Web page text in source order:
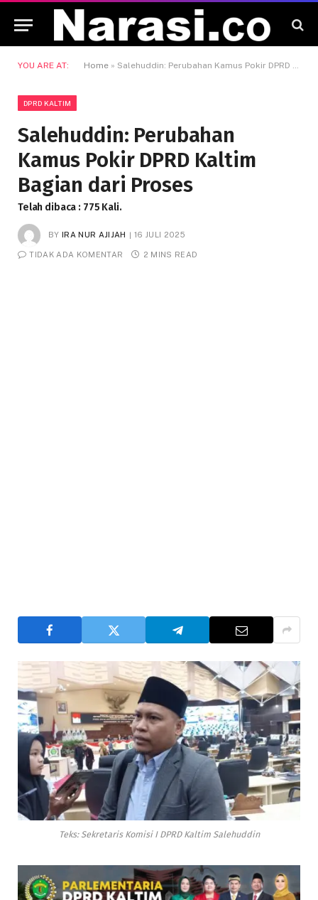
YOU ARE AT: Home » Salehuddin: Perubahan Kamus Pokir DPRD Kaltim Bagian dari Proses
DPRD KALTIM
Salehuddin: Perubahan
Kamus Pokir DPRD Kaltim
Bagian dari Proses
Telah dibaca : 775 Kali.
BY IRA NUR AJIJAH 16 JULI 2025
TIDAK ADA KOMENTAR 2 MINS READ
Teks: Sekretaris Komisi I DPRD Kaltim Salehuddin